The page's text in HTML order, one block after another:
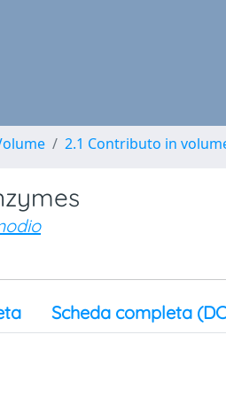
2.1 Contributo in
Scheda completa